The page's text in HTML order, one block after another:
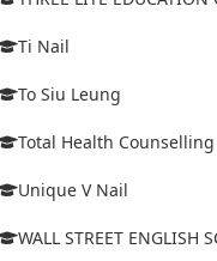
Ti Nail
To Siu Leung
Total Health
Unique V Nail
WALL STREET ENGLISH